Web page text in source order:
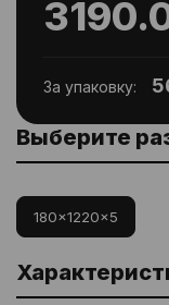
За упаковку:
Выберите
180x1220x5